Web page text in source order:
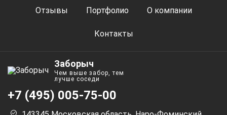
Отзывы Портфолио О компании
Контакты
Заборыч
Чем выше забор, тем
лучше соседи
+7 (495) 005-75-00